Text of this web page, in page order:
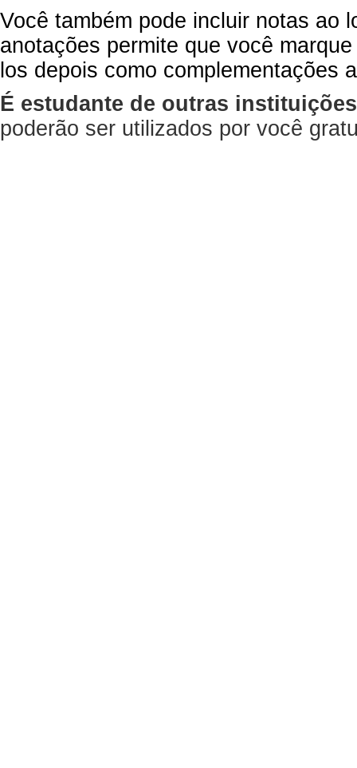
Você também pode incluir notas ao
anotações permite que você
los depois como complementações
É estudante de outras
poderão ser utilizados por você